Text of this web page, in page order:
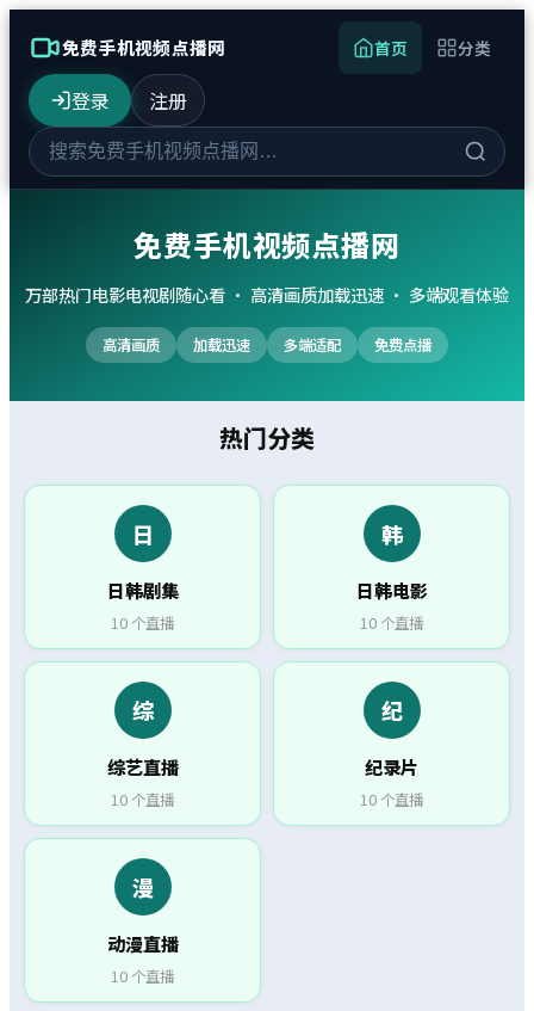
免费手机视频点播网 首页 分类
登录 注册
免费手机视频点播网
万部热门电影电视剧随心看 · 高清画质加载迅速 · 多端观看体验
高清画质 加载迅速 多端适配 免费点播
热门分类
日
日韩剧集
10 个直播
韩
日韩电影
10 个直播
综
综艺直播
10 个直播
纪
纪录片
10 个直播
漫
动漫直播
10 个直播